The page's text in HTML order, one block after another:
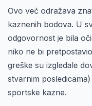
Ovo već odražava
kaznenih bodova. U
odgovornost je bila
niko ne bi
greške su izgledale
stvarnim
sportske kazne.